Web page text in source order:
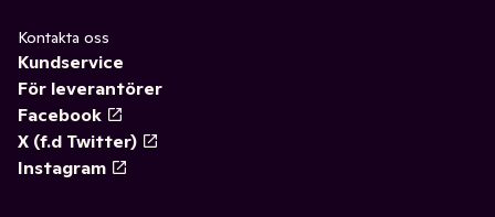
Kontakta oss
Kundservice
För leverantörer
Facebook
X (f.d Twitter)
Instagram